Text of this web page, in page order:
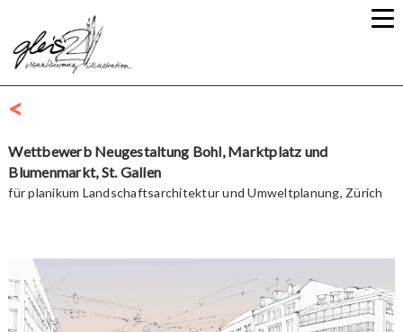
<
Wettbewerb Neugestaltung Bohl, Marktplatz und
Blumenmarkt, St. Gallen
für planikum Landschaftsarchitektur und Umweltplanung, Zürich